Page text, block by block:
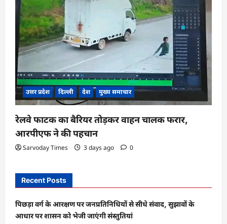
उत्तर प्रदेश दिल्ली देश मुख्य समाचार
रेलवे फाटक का बैरियर तोड़कर वाहन चालक फरार,
आरपीएफ ने की पहचान
Sarvoday Times 3 days ago 0
Recent Posts
पिछड़ा वर्ग के आरक्षण पर जनप्रतिनिधियों से सीधे संवाद, सुझावों के
आधार पर शासन को भेजी जाएंगी संस्तुतियां